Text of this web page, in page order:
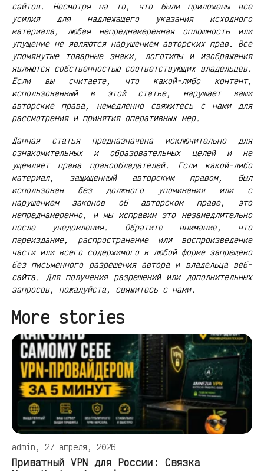
сайтов. Несмотря на то, что были приложены все
усилия для надлежащего указания исходного
материала, любая непреднамеренная оплошность или
упущение не являются нарушением авторских прав. Все
упомянутые товарные знаки, логотипы и изображения
являются собственностью соответствующих владельцев.
Если вы считаете, что какой-либо контент,
использованный в этой статье, нарушает ваши
авторские права, немедленно свяжитесь с нами для
рассмотрения и принятия оперативных мер.
Данная статья предназначена исключительно для
ознакомительных и образовательных целей и не
ущемляет права правообладателей. Если какой-либо
материал, защищенный авторским правом, был
использован без должного упоминания или с
нарушением законов об авторском праве, это
непреднамеренно, и мы исправим это незамедлительно
после уведомления. Обратите внимание, что
переиздание, распространение или воспроизведение
части или всего содержимого в любой форме запрещено
без письменного разрешения автора и владельца веб-
сайта. Для получения разрешений или дополнительных
запросов, пожалуйста, свяжитесь с нами.
More stories
admin, 27 апреля, 2026
Приватный VPN для России: Связка